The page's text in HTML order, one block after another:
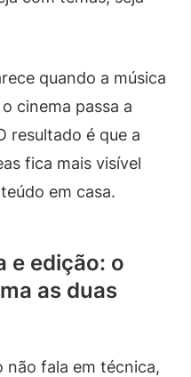
quando a música
cinema passa a
resultado é que a
fica mais visível
em casa.
e edição: o
as duas
não fala em técnica,